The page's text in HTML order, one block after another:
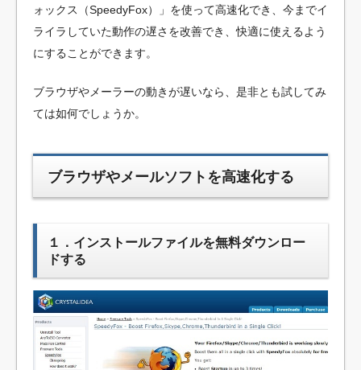
ォックス（SpeedyFox）」を使って高速化でき、今までイ
ライラしていた動作の遅さを改善でき、快適に使えるよう
にすることができます。
ブラウザやメーラーの動きが遅いなら、是非とも試してみ
ては如何でしょうか。
ブラウザやメールソフトを高速化する
１．インストールファイルを無料ダウンロー
ドする